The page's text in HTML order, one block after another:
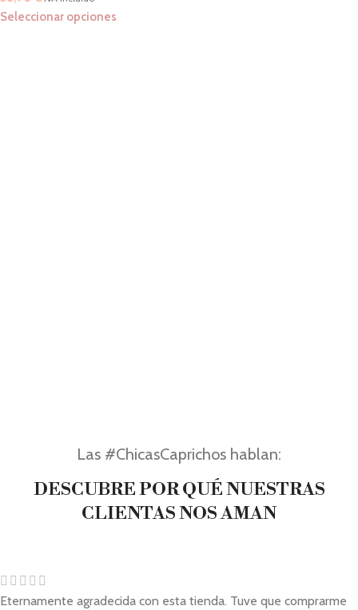
Seleccionar opciones
Las #ChicasCaprichos hablan:
DESCUBRE POR QUÉ NUESTRAS
CLIENTAS NOS AMAN
Eternamente agradecida con esta tienda. Tuve que comprarme